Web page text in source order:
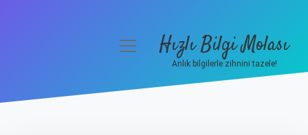
menüyüHızlı Bilgi Molası
Anlık bilgilerle zihnini tazele!